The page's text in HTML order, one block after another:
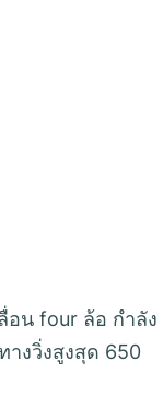
อน four ล้อ กำลัง
างวิ่งสูงสุด 650